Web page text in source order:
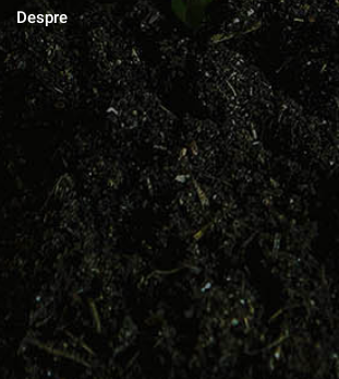
Despre
MAGAZINUL DE ACASA
Blog cu zeci de sfaturi pentru grădinărit bio,
gusturile, povești de viata, trucuri în
suflet.